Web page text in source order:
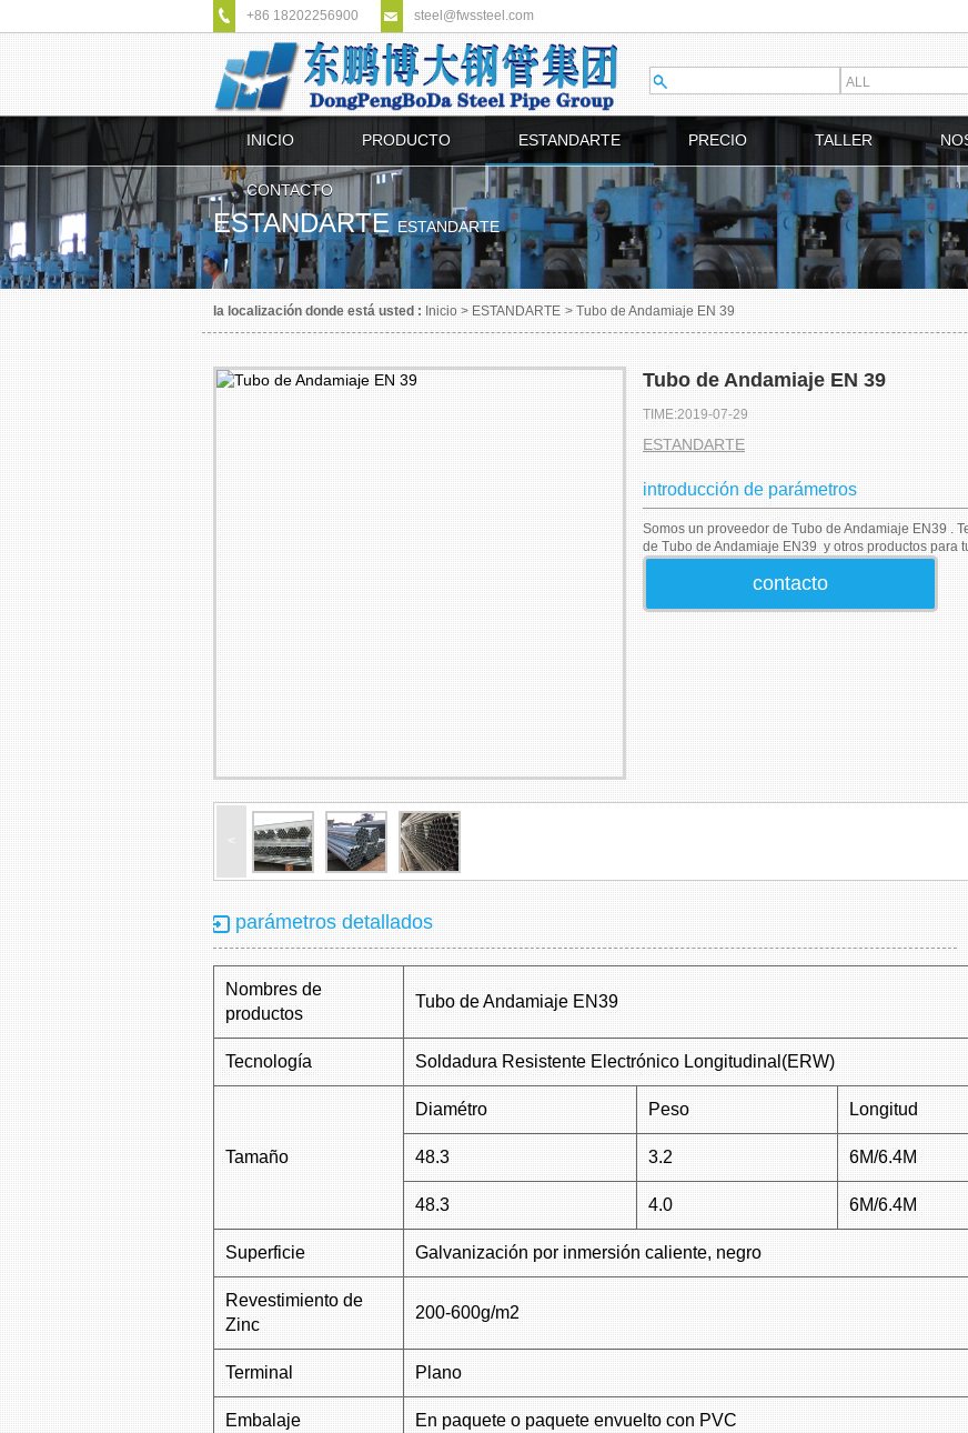
+86 18202256900 steel@fwssteel.com
INICIO PRODUCTO ESTANDARTE PRECIO TALLER
CONTACTO
ESTANDARTE ESTANDARTE
la localización donde está usted : Inicio>ESTANDARTE >Tubo de Andamiaje EN 39
Tubo de Andamiaje EN 39
TIME:2019-07-29
ESTANDARTE
introducción de parámetros
Somos un proveedor de Tubo de Andamiaje EN39 .
de Tubo de Andamiaje EN39 y otros productos para
contacto
<
parámetros detallados
Nombres de
productos
Tubo de Andamiaje EN39
Tecnología Soldadura Resistente Electrónico Longitudinal(ERW)
Tamaño
Diamétro Peso Longitud
48.3 3.2 6M/6.4M
48.3 4.0 6M/6.4M
Superficie Galvanización por inmersión caliente, negro
Revestimiento de
Zinc
200-600g/m2
Terminal Plano
Embalaje En paquete o paquete envuelto con PVC